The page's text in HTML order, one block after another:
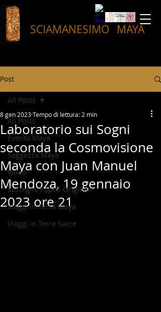
SCIAMANESIMO MAYA
Post
All Posts
Evento Maya
Saggezza Maya
Video
Sostegno Popoli Originali
Viaggi in Terra Maya
Viaggi in Terre Sacre
All Posts
Laboratorio sui Sogni
seconda la Cosmovisione
Maya con Juan Manuel
Mendoza, 19 gennaio
2023 ore 21
8 gen 2023Tempo di lettura: 2 min